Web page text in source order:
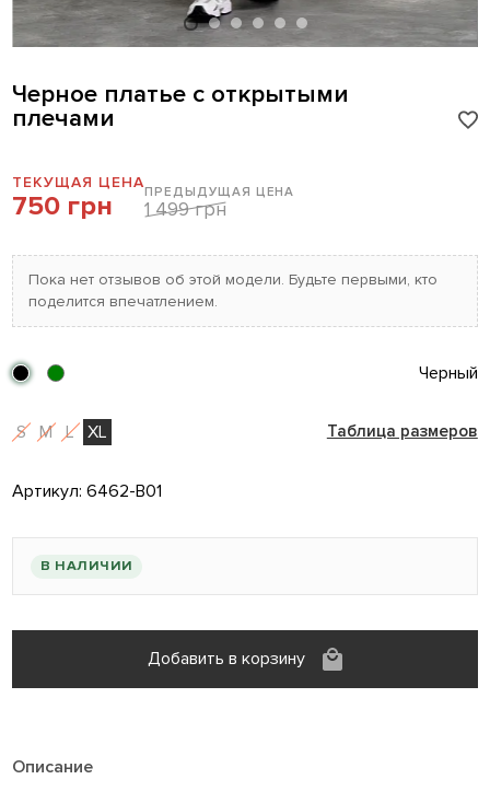
Черное платье с открытыми
плечами
ТЕКУЩАЯ ЦЕНА
750 грн ПРЕДЫДУЩАЯ ЦЕНА
1 499 грн
Пока нет отзывов об этой модели. Будьте первыми, кто
поделится впечатлением.
Черный
S M L XL Таблица размеров
Артикул:6462-B01
В НАЛИЧИИ
Добавить в корзину
Описание